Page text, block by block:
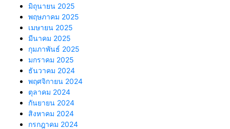
มิถุนายน 2025
พฤษภาคม 2025
เมษายน 2025
มีนาคม 2025
กุมภาพันธ์ 2025
มกราคม 2025
ธันวาคม 2024
พฤศจิกายน 2024
ตุลาคม 2024
กันยายน 2024
สิงหาคม 2024
กรกฎาคม 2024